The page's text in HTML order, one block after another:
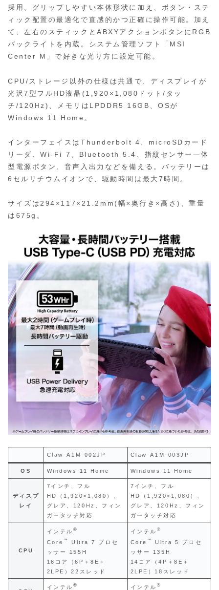
採用。グリップしやすい本体形状に加え、ボタン・ステ
ィック配置の最適化で直感的かつ正確に操作可能。加え
て、左右のスティックとABXYアクションボタンにRGB
バックライトを内蔵。システム管理ソフト「MSI
Center M」で好きな光り方に設定可能。
CPU/ストレージ以外の仕様は共通で、ディスプレイが
光沢7型フルHD液晶(1,920×1,080ドット/タッ
チ/120Hz)、メモリはLPDDR5 16GB、OSが
Windows 11 Home。
インターフェイスはThunderbolt 4、microSDカード
リーダ、Wi-Fi 7、Bluetooth 5.4、指紋センサー一体
型電源ボタン、音声入出力などを備える。バッテリーは
6セルリチウムイオンで、駆動時間は最大7時間。
サイズは294×117×21.2mm(幅×奥行き×高さ)、重量
は675g。
Claw-A1M-002JP Claw-A1M-003JP
OS Windows 11 Home Windows 11 Home
ディスプ
レイ
7インチ、フル
HD（1,920×1,080）、
グレア、120Hz、フィン
ガータッチ対応
7インチ、フル
HD（1,920×1,080）、
グレア、120Hz、フィン
ガータッチ対応
CPU
インテル ®
Core ™
Ultra 7 プロセ
ッサー 155H
16コア（6P＋8E＋
2LPE）22スレッド
インテル ®
Core ™
Ultra 5 プロセ
ッサー 135H
14コア（4P＋8E＋
2LPE）18スレッド
インテル ® インテル ®